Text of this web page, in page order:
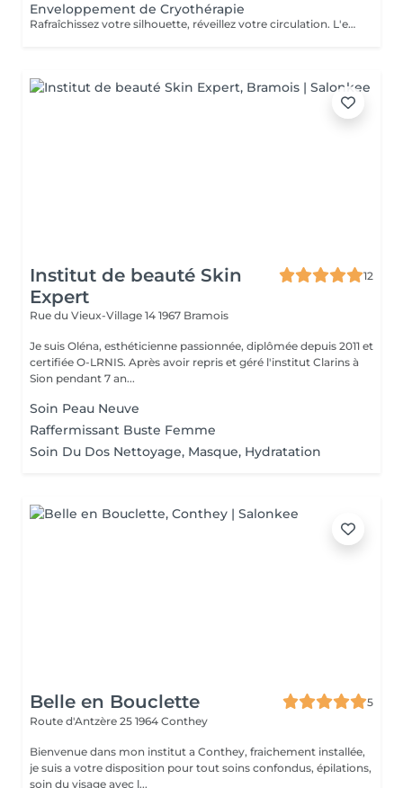
Enveloppement de Cryothérapie
Rafraîchissez votre silhouette, réveillez votre circulation. L'enveloppement froid est un soin corps à base de gels cryo-actifs qui provoquent un effet glaçon contrôlé sur la peau. Cette baisse de température stimule naturellement le corps pour : - Activer la microcirculation - Favoriser le drainage et l'élimination des toxines - Raffermir les tissus et réduire l'aspect peau d'orange - Apporter une sensation immédiate de légèreté À base de menthol, camphre et extraits naturels donne une sensation de fraîcheur intense, effet gainant. Idéal pour les jambes lourdes, la rétention d'eau ou en complément d'un programme minceur. En soin simple ou cure complète
Institut de beauté Skin
Expert
12
Rue du Vieux-Village 14 1967 Bramois
Je suis Oléna, esthéticienne passionnée, diplômée depuis 2011 et
certifiée O-LRNIS. Après avoir repris et géré l'institut Clarins à
Sion pendant 7 an...
Soin Peau Neuve
Raffermissant Buste Femme
Soin Du Dos Nettoyage, Masque, Hydratation
Belle en Bouclette
5
Route d'Antzère 25 1964 Conthey
Bienvenue dans mon institut a Conthey, fraichement installée,
je suis a votre disposition pour tout soins confondus, épilations,
soin du visage avec l...